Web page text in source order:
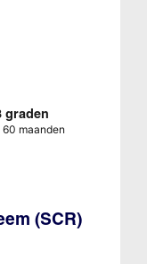
graden
maanden
(SCR)